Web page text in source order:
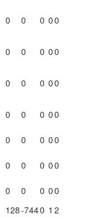
0 0 0 00
0 0 0 00
0 0 0 00
0 0 0 00
0 0 0 00
0 0 0 00
0 0 0 00
128-7440 1 2